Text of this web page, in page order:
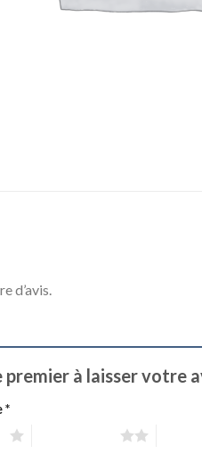
d’avis.
premier à laisser votre
*